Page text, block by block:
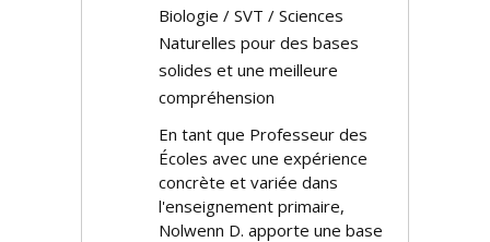
Biologie / SVT / Sciences
Naturelles pour des bases
solides et une meilleure
compréhension
En tant que Professeur des
Écoles avec une expérience
concrète et variée dans
l'enseignement primaire,
Nolwenn D. apporte une base